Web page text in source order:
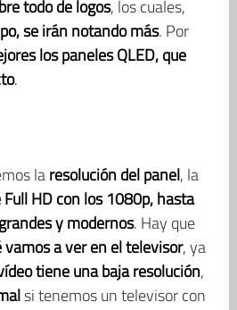
todo de logos, los cuales,
se irán notando más. Por
los paneles QLED, que
.
laresolución del panel, la
Full HD con los 1080p, hasta
y modernos. Hay que
a ver en el televisor, ya
tiene una baja resolución,
si tenemos un televisor con